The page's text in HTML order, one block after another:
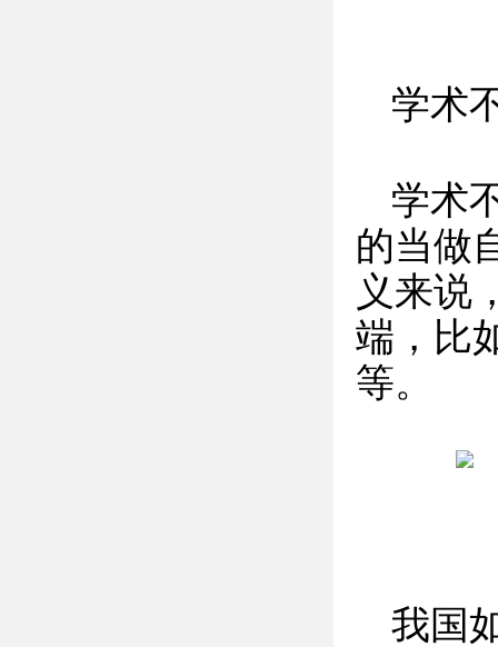
学术
学术
的当做
义来说
端，比
等。
我国